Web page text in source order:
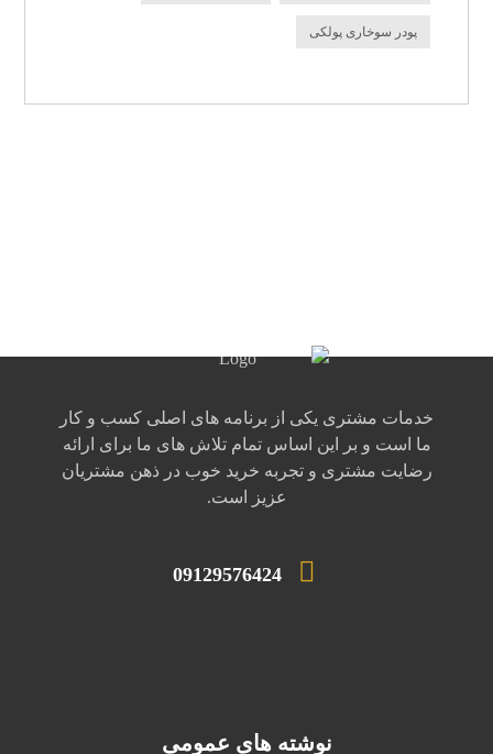
پودر سوخاری پولکی
خدمات مشتری یکی از برنامه های اصلی کسب و کار
ما است و بر این اساس تمام تلاش های ما برای ارائه
رضایت مشتری و تجربه خرید خوب در ذهن مشتریان
عزیز است.
09129576424
نوشته های عمومی